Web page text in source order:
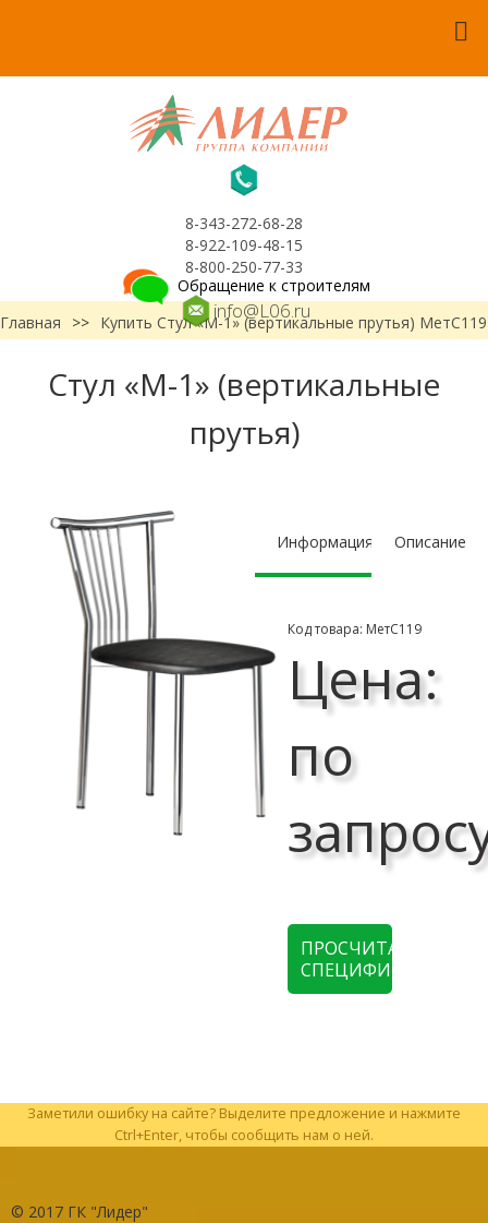
8-343-272-68-28
8-922-109-48-15
8-800-250-77-33
info@L06.ru
Обращение к строителям
Главная
>> Купить Стул «М-1» (вертикальные прутья) МетС119
Стул «М-1» (вертикальные
прутья)
Информация Описание
Код товара: МетС119
Цена:
по
ПРОСЧИТАТЬ
СПЕЦИФИКАЦИЮ
Заметили ошибку на сайте? Выделите предложение и нажмите
Ctrl+Enter, чтобы сообщить нам о ней.
© 2017 ГК "Лидер"